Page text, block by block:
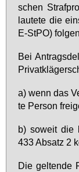
schen
lau­te­te die
E-StPO)
Bei
a) wenn das
te Per­son
b) so­weit die
433 Ab­satz 2
Die gel­ten­de